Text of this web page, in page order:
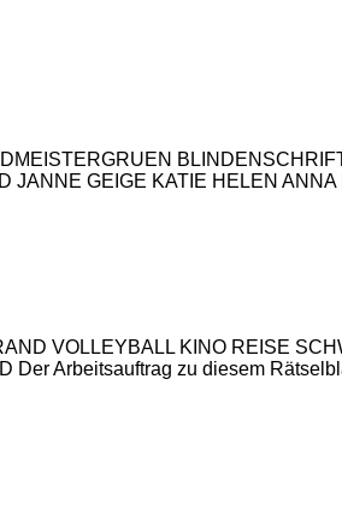
GEIGE KATIE HELEN
VOLLEYBALL KINO REISE
Arbeitsauftrag zu diesem